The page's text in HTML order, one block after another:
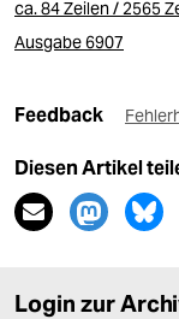
ca. 84 Zeilen / 2565
Ausgabe 6907
Feedback
Diesen Artikel
Login zur